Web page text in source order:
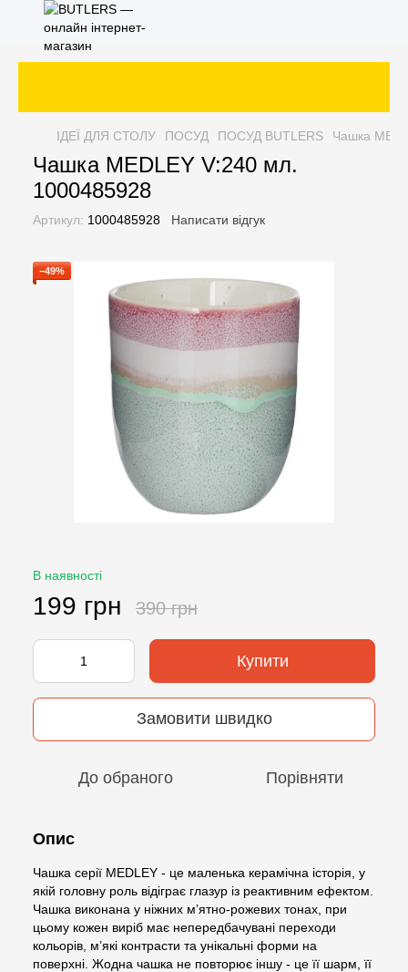
ІДЕЇ ДЛЯ СТОЛУ ПОСУД ПОСУД BUTLERS Чашка
Чашка MEDLEY V:240 мл.
1000485928
Артикул: 1000485928 Написати відгук
−49%
В наявності
199 грн 390 грн
Купити
Замовити швидко
До обраного Порівняти
Опис
Чашка серії MEDLEY - це маленька керамічна історія, у
якій головну роль відіграє глазур із реактивним ефектом.
Чашка виконана у ніжних м’ятно-рожевих тонах, при
цьому кожен виріб має непередбачувані переходи
кольорів, м’які контрасти та унікальні форми на
поверхні. Жодна чашка не повторює іншу - це її шарм, її